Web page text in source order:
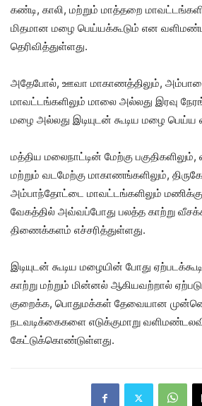
கண்டி, காலி, மற்றும் மாத்தறை
மிதமான மழை பெய்யக்கூடும் என
தெரிவித்துள்ளது.
அதேபோல், ஊவா மாகாணத்திலும், அம்பாறை
மாவட்டங்களிலும் மாலை அல்லது இரவு
மழை அல்லது இடியுடன் கூடிய மழை பெய்ய
மத்திய மலைநாட்டின் மேற்கு
மற்றும் வடமேற்கு மாகாணங்களிலும்,
அம்பாந்தோட்டை மாவட்டங்களிலும்
வேகத்தில் அவ்வப்போது பலத்த காற்று
திணைக்களம் எச்சரித்துள்ளது.
இடியுடன் கூடிய மழையின் போது
காற்று மற்றும் மின்னல் ஆகியவற்றால்
குறைக்க, பொதுமக்கள் தேவையான
நடவடிக்கைகளை எடுக்குமாறு
கேட்டுக்கொண்டுள்ளது.